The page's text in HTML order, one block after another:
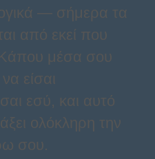
— σήμερα τα
από εκεί που
Κάπου μέσα σου
είσαι
εσύ, και αυτό
ολόκληρη την
σου.